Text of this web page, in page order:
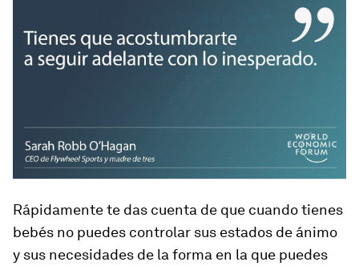
Rápidamente te das cuenta de que cuando tienes
bebés no puedes controlar sus estados de ánimo
y sus necesidades de la forma en la que puedes